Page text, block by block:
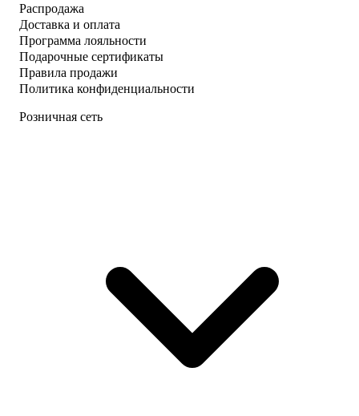
Распродажа
Доставка и оплата
Программа лояльности
Подарочные сертификаты
Правила продажи
Политика конфиденциальности
Розничная сеть